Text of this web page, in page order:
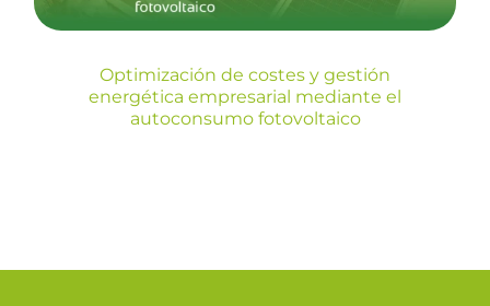
Optimización de costes y gestión
energética empresarial mediante el
autoconsumo fotovoltaico